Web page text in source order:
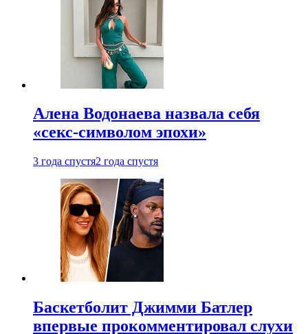
Алена Водонаева назвала себя
«секс-символом эпохи»
3 года спустя2 года спустя
Баскетболит Джимми Батлер
впервые прокомментировал слухи